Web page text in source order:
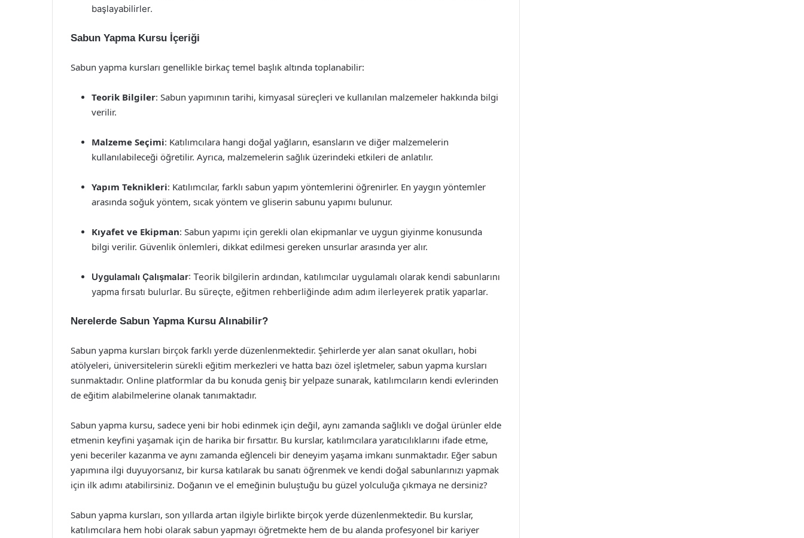
başlayabilirler.
Sabun Yapma Kursu İçeriği
Sabun yapma kursları genellikle birkaç temel başlık altında toplanabilir:
Teorik Bilgiler: Sabun yapımının tarihi, kimyasal süreçleri ve kullanılan malzemeler hakkında bilgi
verilir.
Malzeme Seçimi: Katılımcılara hangi doğal yağların, esansların ve diğer malzemelerin
kullanılabileceği öğretilir. Ayrıca, malzemelerin sağlık üzerindeki etkileri de anlatılır.
Yapım Teknikleri: Katılımcılar, farklı sabun yapım yöntemlerini öğrenirler. En yaygın yöntemler
arasında soğuk yöntem, sıcak yöntem ve gliserin sabunu yapımı bulunur.
Kıyafet ve Ekipman: Sabun yapımı için gerekli olan ekipmanlar ve uygun giyinme konusunda
bilgi verilir. Güvenlik önlemleri, dikkat edilmesi gereken unsurlar arasında yer alır.
Uygulamalı Çalışmalar: Teorik bilgilerin ardından, katılımcılar uygulamalı olarak kendi sabunlarını
yapma fırsatı bulurlar. Bu süreçte, eğitmen rehberliğinde adım adım ilerleyerek pratik yaparlar.
Nerelerde Sabun Yapma Kursu Alınabilir?
Sabun yapma kursları birçok farklı yerde düzenlenmektedir. Şehirlerde yer alan sanat okulları, hobi
atölyeleri, üniversitelerin sürekli eğitim merkezleri ve hatta bazı özel işletmeler, sabun yapma kursları
sunmaktadır. Online platformlar da bu konuda geniş bir yelpaze sunarak, katılımcıların kendi evlerinden
de eğitim alabilmelerine olanak tanımaktadır.
Sabun yapma kursu, sadece yeni bir hobi edinmek için değil, aynı zamanda sağlıklı ve doğal ürünler elde
etmenin keyfini yaşamak için de harika bir fırsattır. Bu kurslar, katılımcılara yaratıcılıklarını ifade etme,
yeni beceriler kazanma ve aynı zamanda eğlenceli bir deneyim yaşama imkanı sunmaktadır. Eğer sabun
yapımına ilgi duyuyorsanız, bir kursa katılarak bu sanatı öğrenmek ve kendi doğal sabunlarınızı yapmak
için ilk adımı atabilirsiniz. Doğanın ve el emeğinin buluştuğu bu güzel yolculuğa çıkmaya ne dersiniz?
Sabun yapma kursları, son yıllarda artan ilgiyle birlikte birçok yerde düzenlenmektedir. Bu kurslar,
katılımcılara hem hobi olarak sabun yapmayı öğretmekte hem de bu alanda profesyonel bir kariyer